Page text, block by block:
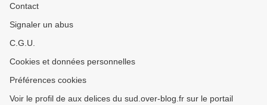
Contact
Signaler un abus
C.G.U.
Cookies et données personnelles
Préférences cookies
Voir le profil de aux delices du sud.over-blog.fr sur le portail